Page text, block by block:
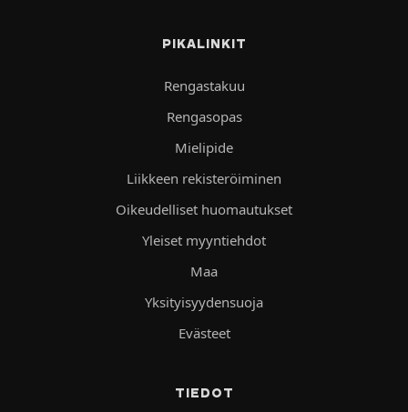
PIKALINKIT
Rengastakuu
Rengasopas
Mielipide
Liikkeen rekisteröiminen
Oikeudelliset huomautukset
Yleiset myyntiehdot
Maa
Yksityisyydensuoja
Evästeet
TIEDOT